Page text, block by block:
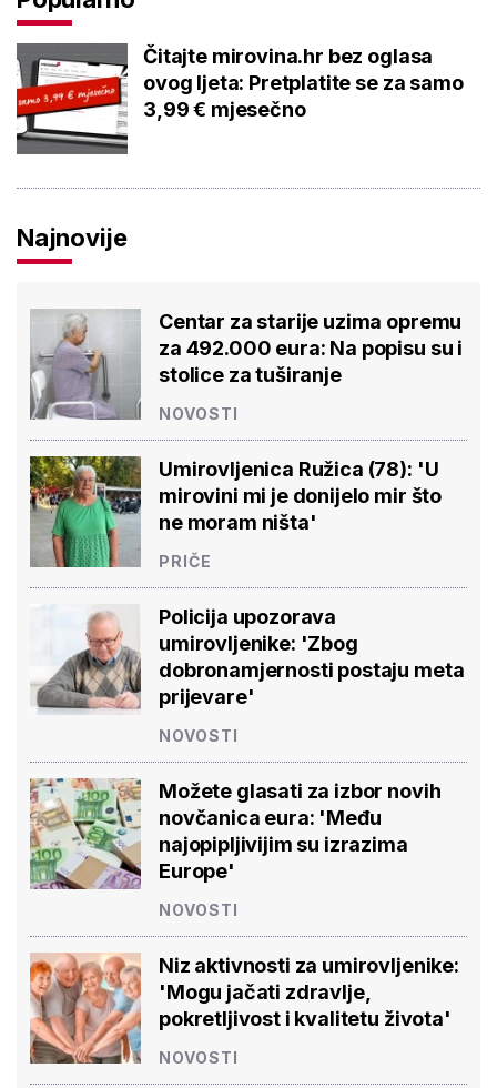
Čitajte mirovina.hr bez oglasa
ovog ljeta: Pretplatite se za samo
3,99 € mjesečno
Najnovije
Centar za starije uzima opremu
za 492.000 eura: Na popisu su i
stolice za tuširanje
NOVOSTI
Umirovljenica Ružica (78): 'U
mirovini mi je donijelo mir što
ne moram ništa'
PRIČE
Policija upozorava
umirovljenike: 'Zbog
dobronamjernosti postaju meta
prijevare'
NOVOSTI
Možete glasati za izbor novih
novčanica eura: 'Među
najopipljivijim su izrazima
Europe'
NOVOSTI
Niz aktivnosti za umirovljenike:
'Mogu jačati zdravlje,
pokretljivost i kvalitetu života'
NOVOSTI